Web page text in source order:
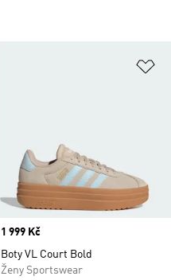
Price
1 999 Kč
Boty VL Court Bold
Ženy Sportswear